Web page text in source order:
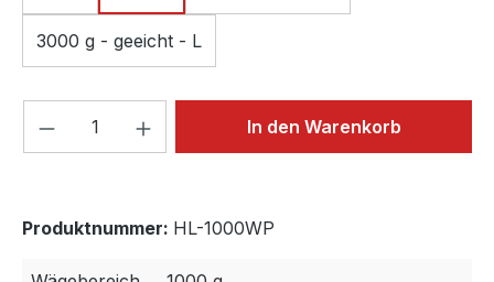
3000 g - geeicht - L
Produkt Anzahl: Gib denIn den Warenkorb
Produktnummer: HL-1000WP